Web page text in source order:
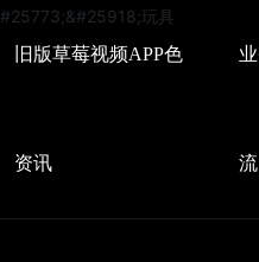
旧版草莓视频APP色
资讯 流